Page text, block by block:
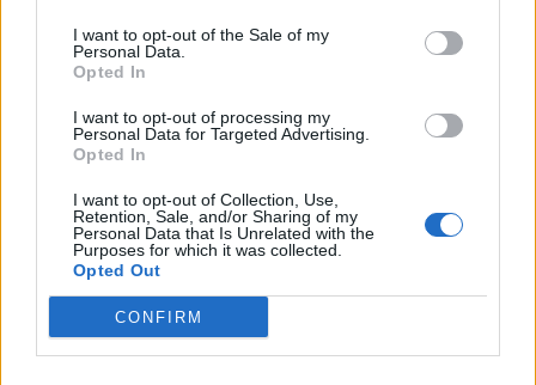
I want to opt-out of the Sale of my
Personal Data.
Opted In
I want to opt-out of processing my
Personal Data for Targeted Advertising.
Opted In
I want to opt-out of Collection, Use,
Retention, Sale, and/or Sharing of my
Personal Data that Is Unrelated with the
Purposes for which it was collected.
Opted Out
CONFIRM
ΣΧΕΤΙΚA AΡΘΡΑ
Βιάννος: Εκδήλωση για την 82η Επέτειο της Μεγάλης
ΚΡΗΤΗ 16:15
Η Έμπαρος τίμησε τους νεκρούς
Η Έμπαρος τίμησε τους νεκρούς